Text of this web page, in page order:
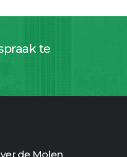
te
de Molen